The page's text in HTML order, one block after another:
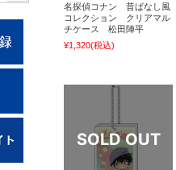
名探偵コナン 昔ばなし風
コレクション クリアマル
チケース 松田陣平
¥1,320(税込)